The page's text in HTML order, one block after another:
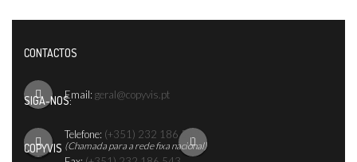
CONTACTOS
Email: geral@copyvis.pt
Telefone: (+351) 232 186 542
(Chamada para a rede fixa nacional)
SIGA-NOS:
COPYVIS